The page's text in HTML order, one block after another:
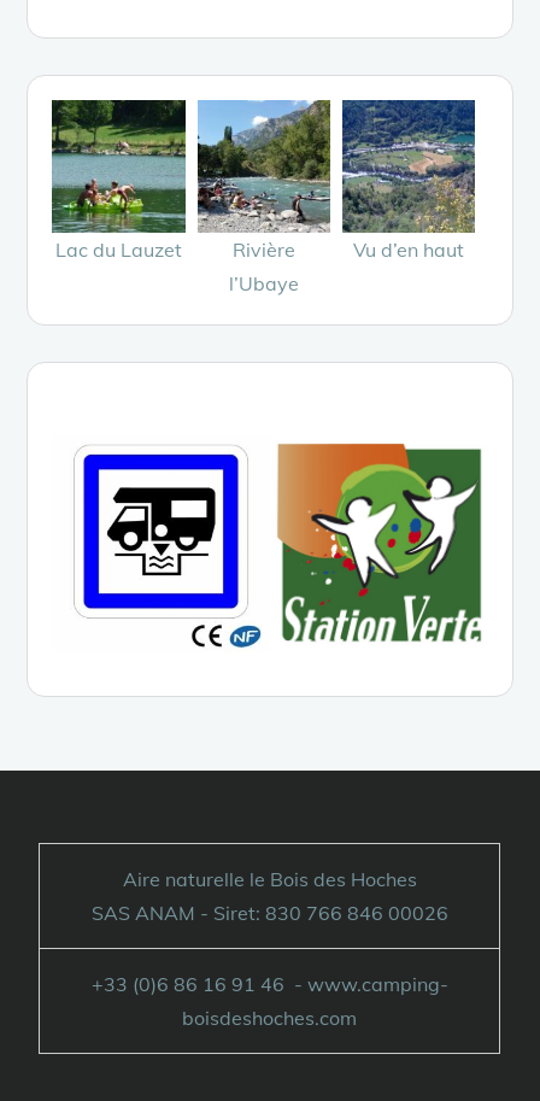
Lac du Lauzet
Rivière
l’Ubaye
Vu d’en haut
Aire naturelle le Bois des Hoches
SAS ANAM - Siret: 830 766 846 00026
+33 (0)6 86 16 91 46 - www.camping-
boisdeshoches.com